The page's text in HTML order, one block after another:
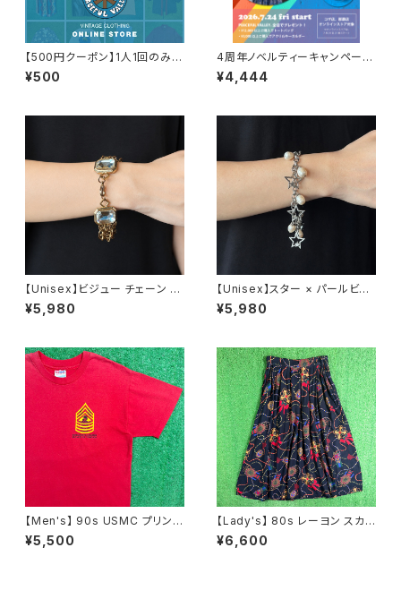
【500円クーポン】1人1回のみご
利用可能！
¥500
4周年ノベルティーキャンペーン
開催中！
¥4,444
【Unisex】ビジュー チェーン ブ
レスレット / 古着 アクセサリー
N0737
¥5,980
【Unisex】スター × パールビー
ズ チャーム チェーン ブレスレッ
ト / 古着 アクセサリー N1109
¥5,980
【Men's】 90s USMC プリント
Tシャツ / アメリカ製 USA製 9
0年代 ティーシャツ T-Shirt 古
¥5,500
【Lady's】 80s レーヨン スカ
ーフ柄 スカート / 80年代 古着
レディース 総柄 2266
¥6,600